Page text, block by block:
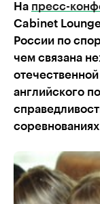
На пресс-
Cabinet
России по
чем связана
английского